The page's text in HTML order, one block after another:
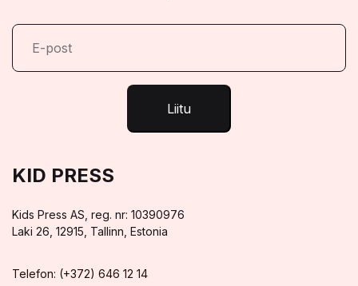
Liitu
KID PRESS
Kids Press AS, reg. nr: 10390976
Laki 26, 12915, Tallinn, Estonia
Telefon: (+372) 646 12 14